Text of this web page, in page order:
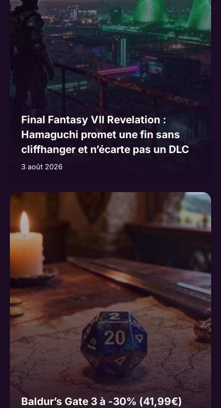
Final Fantasy VII Revelation :
Hamaguchi promet une fin sans
cliffhanger et n’écarte pas un DLC
3 août 2026
Baldur’s Gate 3 à -30% (41,99€)